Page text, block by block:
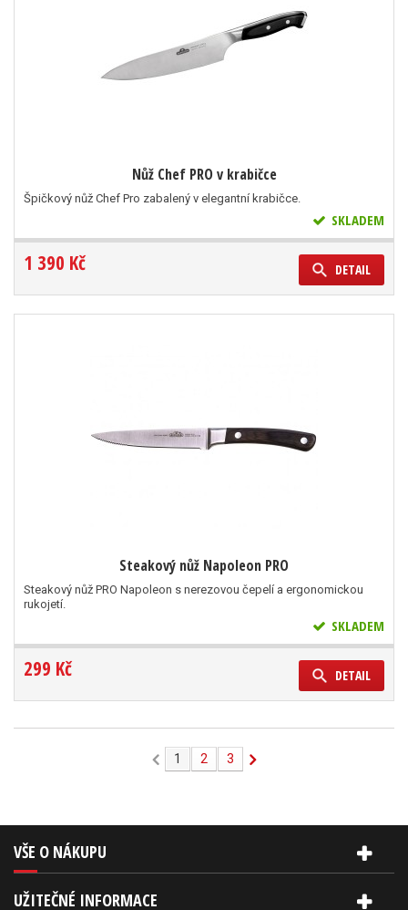
Nůž Chef PRO v krabičce
Špičkový nůž Chef Pro zabalený v elegantní krabičce.
SKLADEM
1 390 Kč DETAIL
Steakový nůž Napoleon PRO
Steakový nůž PRO Napoleon s nerezovou čepelí a ergonomickou
rukojetí.
SKLADEM
299 Kč DETAIL
1 2 3
VŠE O NÁKUPU
UŽITEČNÉ INFORMACE